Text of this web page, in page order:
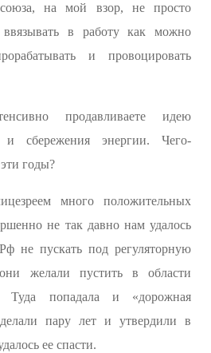
союза, на мой взор, не просто
ввязывать в работу как можно
и провоцировать
продавливаете идею
и сбережения энергии. Чего-
годы?
много положительных
не так давно нам удалось
не пускать под регуляторную
желали пустить в области
Туда попадала и «дорожная
пару лет и утвердили в
ее спасти.